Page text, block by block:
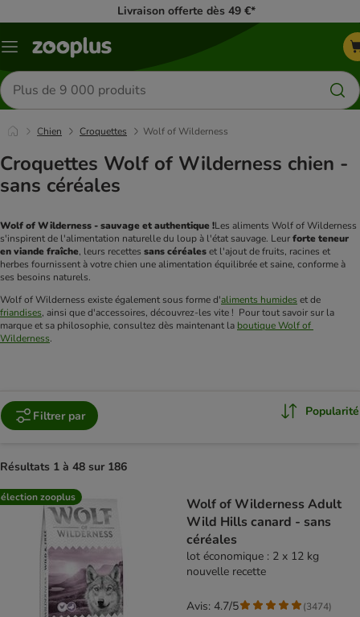
Livraison offerte dès 49 €*
Menu
Rechercher
des
produits
Chien Croquettes Wolf of Wilderness
Croquettes Wolf of Wilderness chien -
sans céréales
Wolf of Wilderness - sauvage et authentique !Les aliments Wolf of Wilderness
s'inspirent de l'alimentation naturelle du loup à l'état sauvage. Leur forte teneur
en viande fraîche, leurs recettes sans céréales et l'ajout de fruits, racines et
herbes fournissent à votre chien une alimentation équilibrée et saine, conforme à
ses besoins naturels.
Wolf of Wilderness existe également sous forme d'aliments humides
friandises, ainsi que d'accessoires, découvrez-les vite !  Pour tout savoir sur la
marque et sa philosophie, consultez dès maintenant la boutique Wolf of
Wilderness.
Filtrer par Popularité
Résultats 1 à 48 sur 186
product items have been changed
zooplus
Wolf of Wilderness Adult
Wild Hills canard - sans
céréales
lot économique : 2 x 12 kg
nouvelle recette
Avis: 4.7/5 (3474)